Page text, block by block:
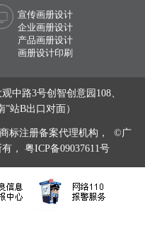
宣传画册设计
企业画册设计
产品画册设计
画册设计印刷
路3号创智创意园108、
”站B出口对面）
标注册备案代理机构， ©广
， 粤ICP备09037611号